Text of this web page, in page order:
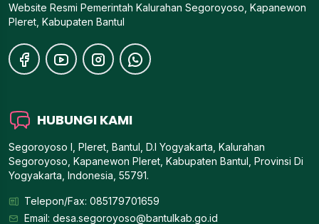
Website Resmi Pemerintah Kalurahan Segoroyoso, Kapanewon
Pleret, Kabupaten Bantul
HUBUNGI KAMI
Segoroyoso I, Pleret, Bantul, D.I Yogyakarta, Kalurahan
Segoroyoso, Kapanewon Pleret, Kabupaten Bantul, Provinsi Di
Yogyakarta, Indonesia, 55791.
Telepon/Fax: 085179701659
Email: desa.segoroyoso@bantulkab.go.id